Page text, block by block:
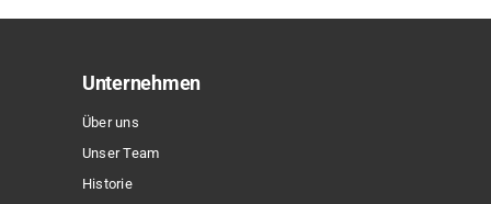
auf.
Optionen
Unternehmen
Über uns
Unser Team
Historie